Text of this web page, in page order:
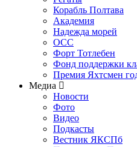
Корабль Полтава
Академия
Надежда морей
ОСС
Форт Тотлебен
Фонд поддержки
Премия Яхтсмен
Медиа
Новости
Фото
Видео
Подкасты
Вестник ЯКСПб